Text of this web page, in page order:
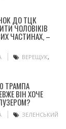
ДО ТЦК
ЧОЛОВІКІВ
ЧАСТИНАХ, –
ВЕРЕЩУК,
ТРАМПА
ВІН ХОЧЕ
ЗЕЛЕНСЬКИЙ